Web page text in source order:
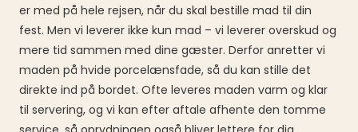
er med på hele rejsen, når du skal bestille mad til din
fest. Men vi leverer ikke kun mad – vi leverer overskud og
mere tid sammen med dine gæster. Derfor anretter vi
maden på hvide porcelænsfade, så du kan stille det
direkte ind på bordet. Ofte leveres maden varm og klar
til servering, og vi kan efter aftale afhente den tomme